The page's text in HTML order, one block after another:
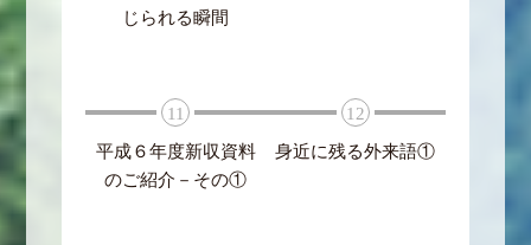
じられる瞬間
11
平成６年度新収資料
のご紹介－その①
12
身近に残る外来語①